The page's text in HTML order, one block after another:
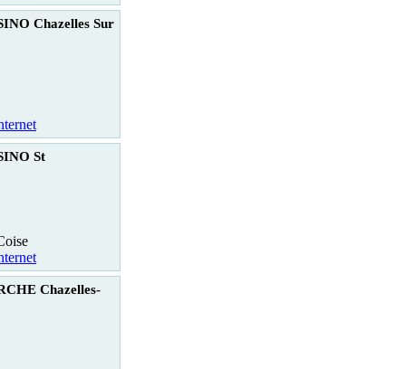
Chazelles Sur
St
Chazelles-